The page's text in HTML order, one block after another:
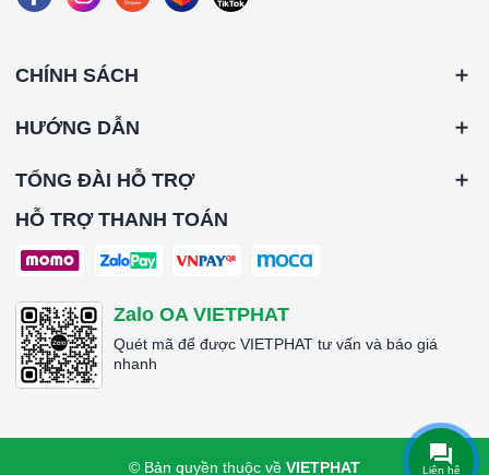
CHÍNH SÁCH
HƯỚNG DẪN
TỔNG ĐÀI HỖ TRỢ
HỖ TRỢ THANH TOÁN
Zalo OA VIETPHAT
Quét mã để được VIETPHAT tư vấn và báo giá
nhanh
© Bản quyền thuộc về VIETPHAT Liên hệ